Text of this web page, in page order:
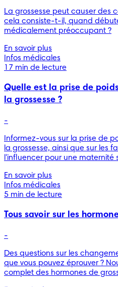
La grossesse peut causer des
cela consiste-t-il, quand
médicalement préoccupant ?
En savoir plus
Infos médicales
17 min de lecture
Quelle est la prise de
la grossesse ?
-
Informez-vous sur la prise de
la grossesse, ainsi que sur les
l'influencer pour une maternité
En savoir plus
Infos médicales
5 min de lecture
Tous savoir sur les
-
Des questions sur les
que vous pouvez éprouver ?
complet des hormones de